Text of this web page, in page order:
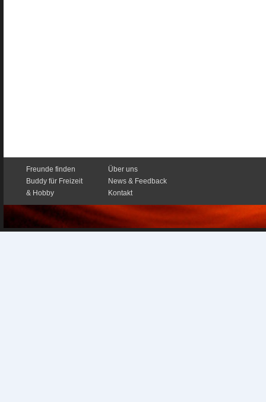
Freunde finden
Buddy für Freizeit
& Hobby
Über uns
News & Feedback
Kontakt